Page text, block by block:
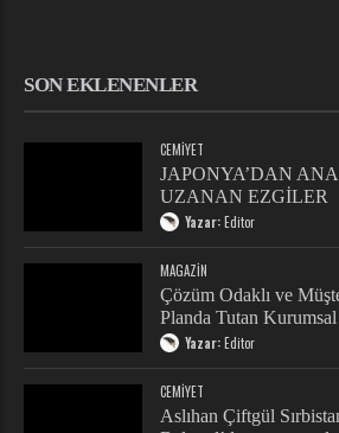
SON EKLENENLER
CEMIYET
JAPONYA’DAN
UZANAN EZGİLER
Yazar:Editor
MAGAZIN
Çözüm Odaklı ve
Planda Tutan Kurumsal
Yazar:Editor
CEMIYET
Aslıhan Çiftgül